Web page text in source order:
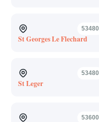
53480
St Georges Le Flechard
53480
St Leger
53600